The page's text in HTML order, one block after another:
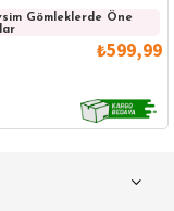
Lacivert Gömlek
Gömleklerde Öne
₺599,99